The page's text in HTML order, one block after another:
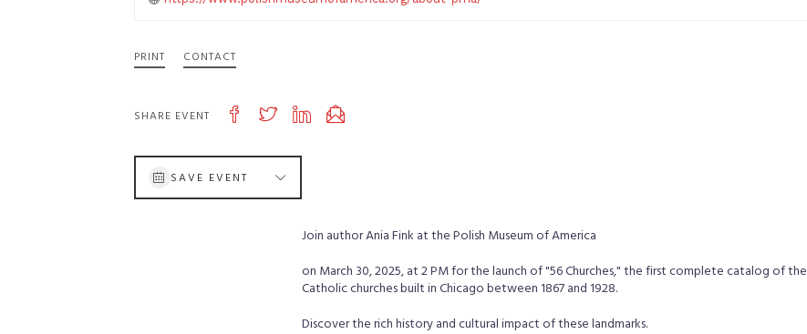
PRINT CONTACT
SHARE EVENT
SAVE EVENT
Join author Ania Fink at the Polish Museum of America
on March 30, 2025, at 2 PM for the launch of "56 Churches," the first complete catalog of
Catholic churches built in Chicago between 1867 and 1928.
Discover the rich history and cultural impact of these landmarks.